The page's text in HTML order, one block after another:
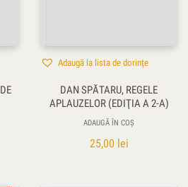
Adaugă la lista de dorințe
DAN SPĂTARU, REGELE
APLAUZELOR (EDIŢIA A 2-A)
ADAUGĂ ÎN COȘ
25,00 lei